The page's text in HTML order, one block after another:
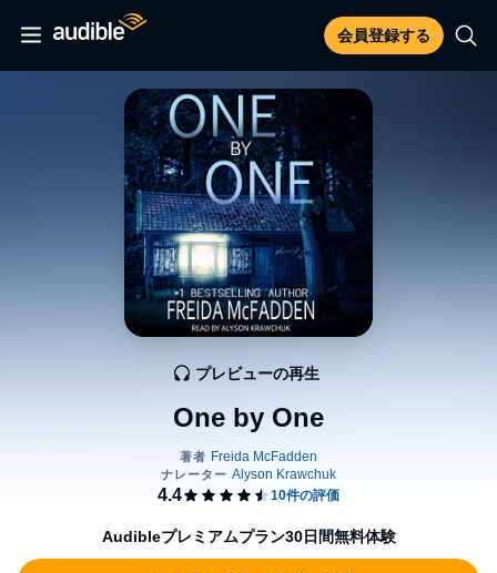
会員登録する
One by One
プレビューの再生
Audibleプレミアムプラン30日間無料体験